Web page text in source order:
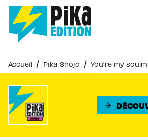
MENU RECHERCHE
PIED DE PAGE
Accueil / Pika Shôjo / You're my
arrow_forward